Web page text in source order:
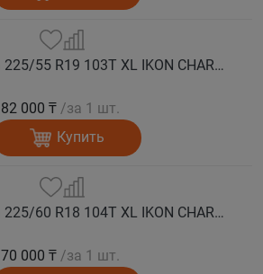
IKON Автошина 225/55 R19 103T XL IKON CHARACTER ICE 8 SUV шип.
82 000 ₸ /за 1 шт.
Купить
IKON Автошина 225/60 R18 104T XL IKON CHARACTER ICE 8 SUV шип.
70 000 ₸ /за 1 шт.